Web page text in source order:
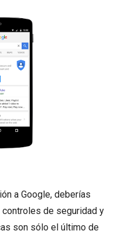
a Google, deberías
de seguridad y
son sólo el último de